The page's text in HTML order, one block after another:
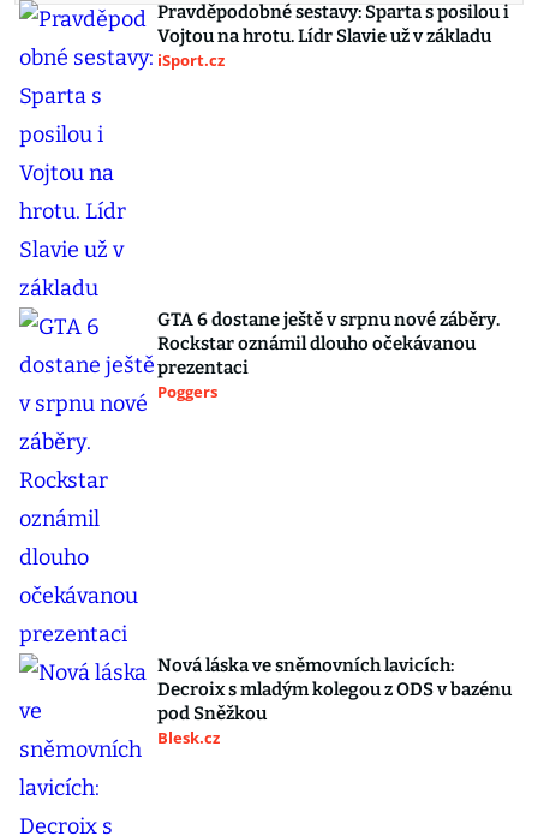
Pravděpodobné sestavy: Sparta s posilou i
Vojtou na hrotu. Lídr Slavie už v základu
iSport.cz
GTA 6 dostane ještě v srpnu nové záběry.
Rockstar oznámil dlouho očekávanou
prezentaci
Poggers
Nová láska ve sněmovních lavicích:
Decroix s mladým kolegou z ODS v bazénu
pod Sněžkou
Blesk.cz